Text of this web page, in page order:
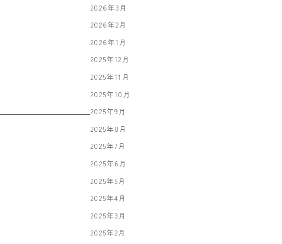
2026年3月
2026年2月
2026年1月
2025年12月
2025年11月
2025年10月
2025年9月
2025年8月
2025年7月
2025年6月
2025年5月
2025年4月
2025年3月
2025年2月